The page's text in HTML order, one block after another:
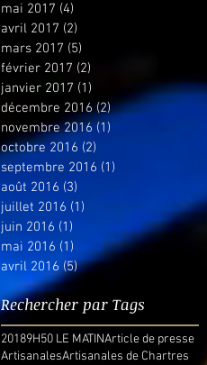
mai 2017 (4)
avril 2017 (2)
mars 2017 (5)
février 2017 (2)
janvier 2017 (1)
décembre 2016 (2)2 posts
novembre 2016 (1)
octobre 2016 (2)
septembre 2016 (1)
août 2016 (3)
juillet 2016 (1)
juin 2016 (1)
mai 2016 (1) 1 post
avril 2016 (5)5 posts
Rechercher par Tags
20189H50 LE MATINArticle de presse
ArtisanalesArtisanales de Chartres